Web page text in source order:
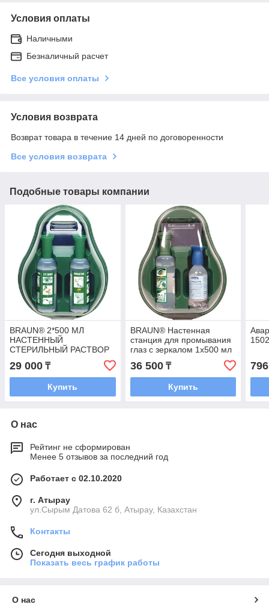
Условия оплаты
Наличными
Безналичный расчет
Все условия оплаты
Условия возврата
Возврат товара в течение 14 дней по договоренности
Все условия возврата
Подобные товары компании
BRAUN® 2*500 MЛ
НАСТЕННЫЙ
СТЕРИЛЬНЫЙ РАСТВОР
ДЛЯ ГЛАЗ
29 000 ₸
Купить
BRAUN® Настенная
станция для промывания
глаз с зеркалом 1x500 мл
+ 1xACTIOMEDIC®
BioPhos74 250 мл
36 500₸
Купить
О нас
Рейтинг не сформирован
Менее 5 отзывов за последний год
Работает с 02.10.2020
г. Атырау
ул.Сырым Датова 62 б, Атырау, Казахстан
Контакты
Сегодня выходной
Показать весь график работы
О нас